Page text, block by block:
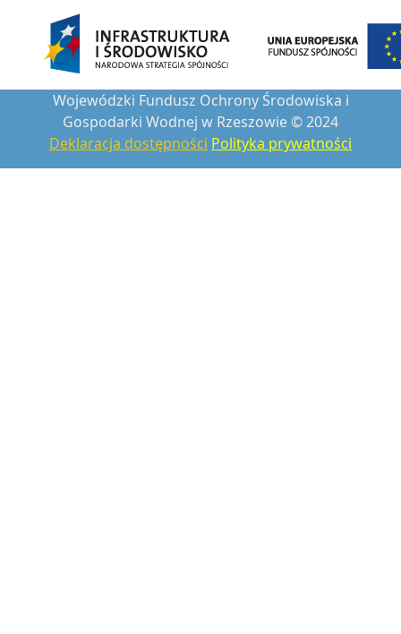
Wojewódzki Fundusz Ochrony Środowiska i
Gospodarki Wodnej w Rzeszowie © 2024
Deklaracja dostępności Polityka prywatności